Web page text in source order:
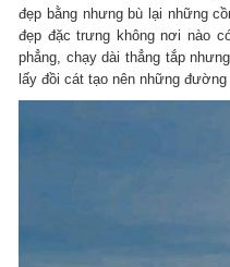
đẹp bằng nhưng bù lại những
đẹp đặc trưng không nơi nào
phẳng, chạy dài thẳng tắp
lấy đồi cát tạo nên những